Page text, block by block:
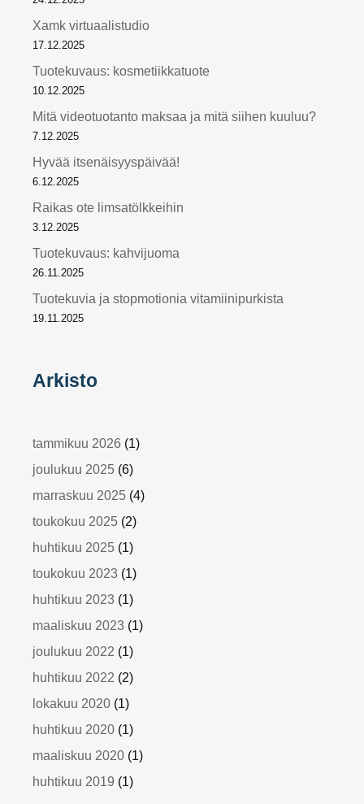
Xamk virtuaalistudio
17.12.2025
Tuotekuvaus: kosmetiikkatuote
10.12.2025
Mitä videotuotanto maksaa ja mitä siihen kuuluu?
7.12.2025
Hyvää itsenäisyyspäivää!
6.12.2025
Raikas ote limsatölkkeihin
3.12.2025
Tuotekuvaus: kahvijuoma
26.11.2025
Tuotekuvia ja stopmotionia vitamiinipurkista
19.11.2025
Arkisto
tammikuu 2026 (1)
joulukuu 2025 (6)
marraskuu 2025 (4)
toukokuu 2025 (2)
huhtikuu 2025 (1)
toukokuu 2023 (1)
huhtikuu 2023 (1)
maaliskuu 2023 (1)
joulukuu 2022 (1)
huhtikuu 2022 (2)
lokakuu 2020 (1)
huhtikuu 2020 (1)
maaliskuu 2020 (1)
huhtikuu 2019 (1)